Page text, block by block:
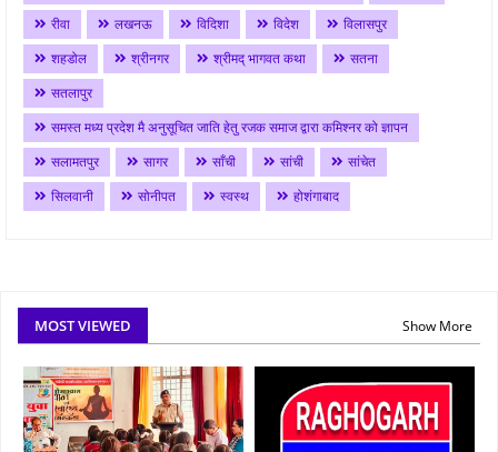
रीवा
लखनऊ विदिशा विदेश
विलासपुर
शहडोल
श्रीनगर श्रीमद् भागवत कथा
सतना
सतलापुर
समस्त मध्य प्रदेश मै अनुसूचित जाति हेतु रजक समाज द्वारा कमिश्नर को ज्ञापन
सलामतपुर
सागर साँची सांची
सांचेत
सिलवानी
सोनीपत स्वस्थ होशंगाबाद
MOST VIEWED Show More